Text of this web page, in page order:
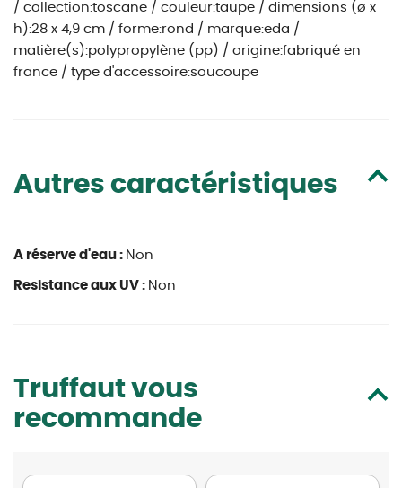
/ collection:toscane / couleur:taupe / dimensions (ø x
h):28 x 4,9 cm / forme:rond / marque:eda /
matière(s):polypropylène (pp) / origine:fabriqué en
france / type d'accessoire:soucoupe
Autres caractéristiques
A réserve d'eau : Non
Resistance aux UV : Non
Truffaut vous
recommande